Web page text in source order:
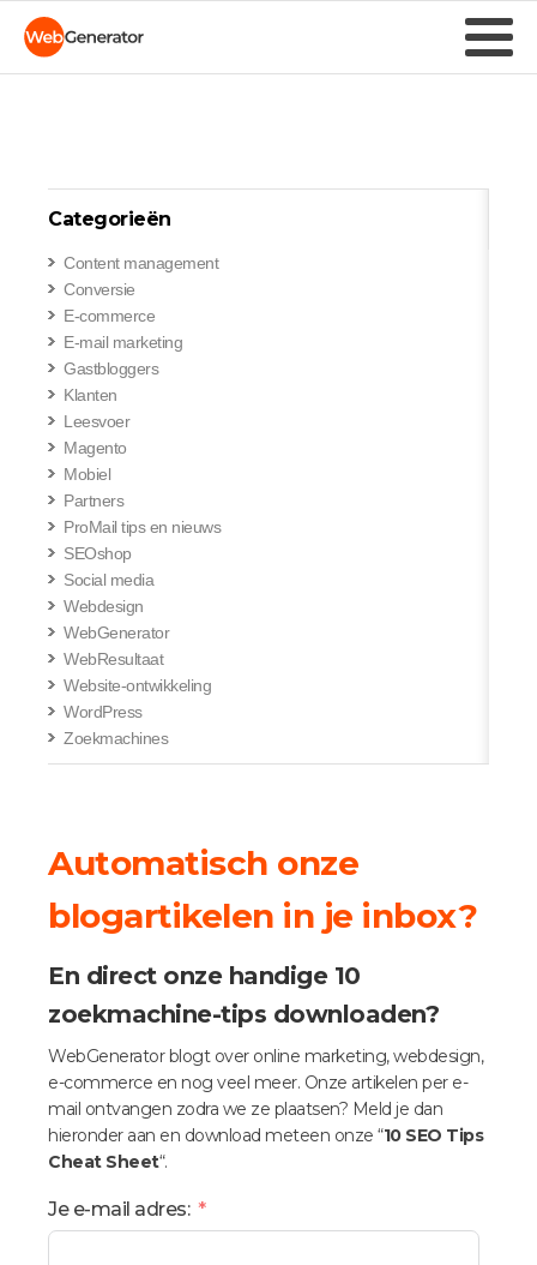
Categorieën
Content management
Conversie
E-commerce
E-mail marketing
Gastbloggers
Klanten
Leesvoer
Magento
Mobiel
Partners
ProMail tips en nieuws
SEOshop
Social media
Webdesign
WebGenerator
WebResultaat
Website-ontwikkeling
WordPress
Zoekmachines
Automatisch onze
blogartikelen in je inbox?
En direct onze handige 10
zoekmachine-tips downloaden?
WebGenerator blogt over online marketing, webdesign,
e-commerce en nog veel meer. Onze artikelen per e-
mail ontvangen zodra we ze plaatsen? Meld je dan
hieronder aan en download meteen onze “10 SEO Tips
Cheat Sheet“.
Je e-mail adres: